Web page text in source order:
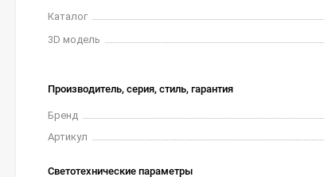
Каталог
3D модель
Производитель, серия, стиль, гарантия
Бренд
Артикул
Светотехнические параметры